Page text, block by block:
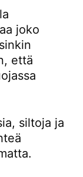
joko
että
siltoja ja